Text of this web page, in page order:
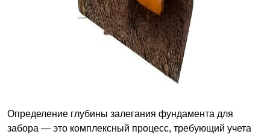
Определение глубины залегания фундамента для
забора — это комплексный процесс, требующий учета